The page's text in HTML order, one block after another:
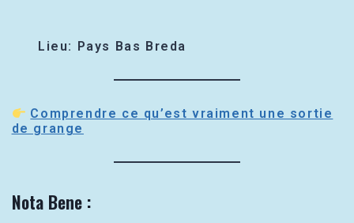
Lieu: Pays Bas Breda
Comprendre ce qu’est vraiment une sortie
de grange
Nota Bene :